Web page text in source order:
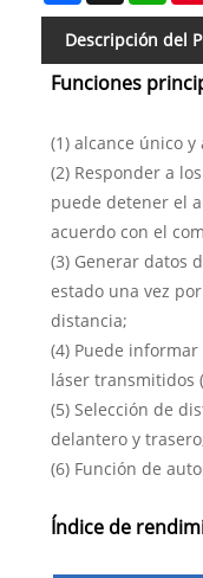
Descripción del
Funciones
(1) alcance único
(2) Responder a
puede detener el
acuerdo con el
(3) Generar datos
estado una vez
distancia;
(4) Puede
láser transmitidos
(5) Selección de
delantero y
(6) Función de
Índice de